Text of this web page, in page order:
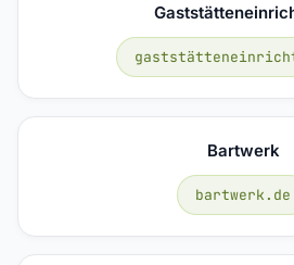
Bartwerk
bartwerk.de